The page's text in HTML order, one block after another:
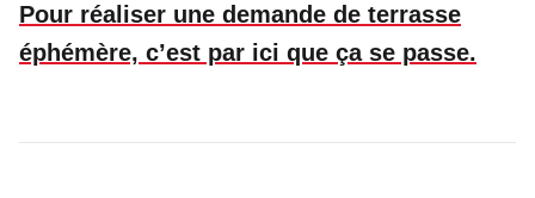
Pour réaliser une demande de terrasse
éphémère, c’est par ici que ça se passe.